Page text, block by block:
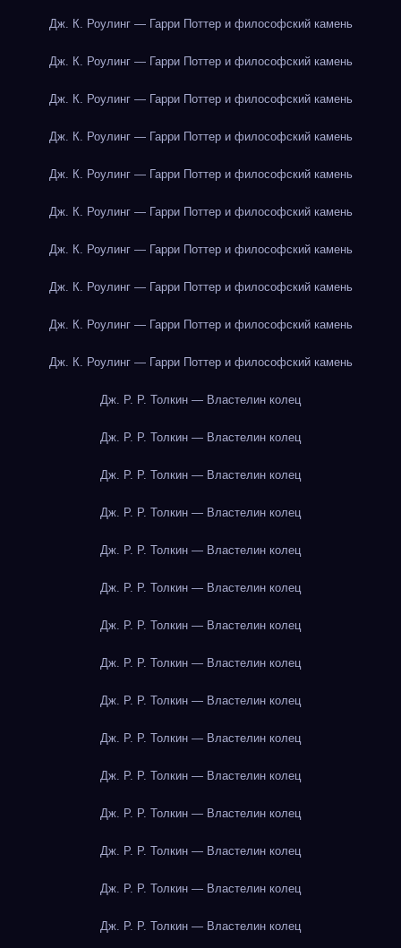
Дж. К. Роулинг — Гарри Поттер и философский камень
Дж. К. Роулинг — Гарри Поттер и философский камень
Дж. К. Роулинг — Гарри Поттер и философский камень
Дж. К. Роулинг — Гарри Поттер и философский камень
Дж. К. Роулинг — Гарри Поттер и философский камень
Дж. К. Роулинг — Гарри Поттер и философский камень
Дж. К. Роулинг — Гарри Поттер и философский камень
Дж. К. Роулинг — Гарри Поттер и философский камень
Дж. К. Роулинг — Гарри Поттер и философский камень
Дж. К. Роулинг — Гарри Поттер и философский камень
Дж. Р. Р. Толкин — Властелин колец
Дж. Р. Р. Толкин — Властелин колец
Дж. Р. Р. Толкин — Властелин колец
Дж. Р. Р. Толкин — Властелин колец
Дж. Р. Р. Толкин — Властелин колец
Дж. Р. Р. Толкин — Властелин колец
Дж. Р. Р. Толкин — Властелин колец
Дж. Р. Р. Толкин — Властелин колец
Дж. Р. Р. Толкин — Властелин колец
Дж. Р. Р. Толкин — Властелин колец
Дж. Р. Р. Толкин — Властелин колец
Дж. Р. Р. Толкин — Властелин колец
Дж. Р. Р. Толкин — Властелин колец
Дж. Р. Р. Толкин — Властелин колец
Дж. Р. Р. Толкин — Властелин колец